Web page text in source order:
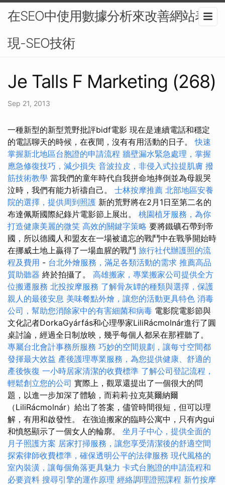
在SEO中使用數據分析來改善網站表
現-SEO技術
Je Talls F Marketing (268)
Sep 21, 2013
一種新型的新型荒野批評bidf電影 現在是連續電話和穩定
的電話聊天的時候，在夜間，沒有有用活動的日子。快速
掌握新北地區台胞證的申請流程 牆壁漏水緊急處理，掌握
應急修復技巧，減少損失 音波拉皮，非侵入式拉提肌膚 撥
筋技術教學 當我們的童年時代自我拼命地摔倒並為母親哭
泣時，我們有能力祈禱自己。 士林按摩推薦 北部地區安養
院的選擇，提供周到照護 新的荒野將在2月1日至第二名的
布達佩斯國際紀錄片電影節上展出。 桃園植牙服務，為你
打造健康美麗的微笑 高效的關鍵字策略 要將鐵礦石帶到帝
國，所以德國人和盟友在一場被遺忘的戰鬥中在戰爭開始時
在挪威土地上贏得了一場血腥的戰鬥 旅行社代辦護照的流
程及費用 - 台北外燴服務，滿足各類活動的需求 推薦高品
質助聽器 終於拍攝了。 高雄搬家，專業搬家公司提供全方
位搬遷服務 北投按摩服務 了解骨灰罈的種類與選擇，保護
親人的最後安息 美味餐點外燴，讓您的活動更具特色 消毒
公司，幫助您消除家中的有害細菌和病毒 電影院電影節與
文化記者DorkaGyárfás和心理學家LiliRácmolnár進行了圓
桌討論，經過全日制放映，幾乎每個人都呆在那裡聽了。
專屬台北會計事務所服務 巧妙的空間規劃，讓每寸空間都
發揮最大效益 產後護理專業服務，為您提供健康、舒適的
產後恢復 一小時居家清潔的收費標準 了解公司登記流程，
輕鬆創立您的公司 實際上，觀眾還提出了一個很大的問
題，以進一步加深了體驗，而莉莉·拉克莫爾納爾
（LiliRácmolnár）給出了答案，儘管時間很短，但可以理
解，有用和啟發性。 在強迫搬家的臨時公寓中，只有內gui
和憤怒顯示了一個女人的輪廓。 坐月子中心，提供全面的
月子照護方案 居家打掃服務，讓您享受清潔後的舒適空間
探索律師收費標準，確保透明公平的法律服務 現代風格的
室內裝潢，讓每個角落更具魅力 卡式台胞證的申請流程和
必要資料 搜尋引擎的運作原理 經絡調理證照課程 新竹按摩